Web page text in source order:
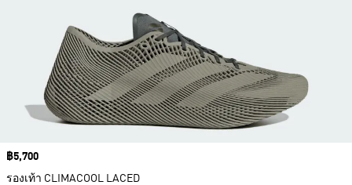
Price
฿5,700
รองเท้า CLIMACOOL LACED